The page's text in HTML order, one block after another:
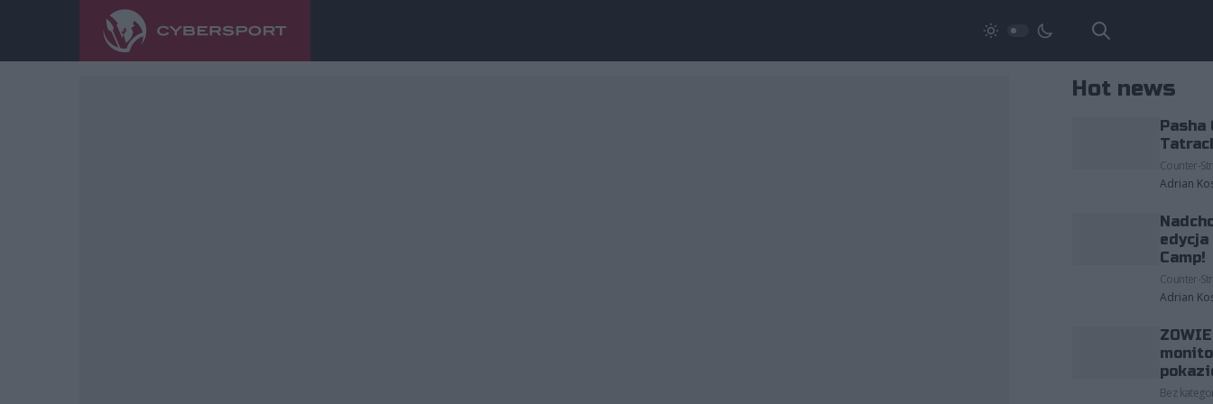
Hot news
Pasha
Counter-
Adrian
edycja
Camp!
Counter-
Adrian
Bez